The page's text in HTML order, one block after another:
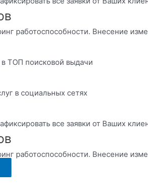
работоспособности. Внесение
ТОП поисковой выдачи
в социальных сетях
все заявки от Ваших
работоспособности. Внесение